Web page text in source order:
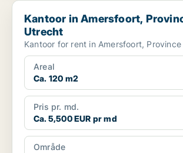
Kantoor in Amersfoort, Province of Utrecht
Kantoor in Amersfoort,
Utrecht
Kantoor for rent in Amersfoort,
Areal
Ca. 120 m2
Pris pr. md.
Ca. 5,500 EUR pr md
Område